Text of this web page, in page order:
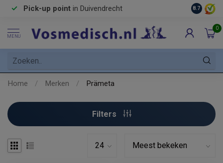
Pick-up point in Duivendrecht 8.7
MENU
0
Home / Merken / Prämeta
Filters